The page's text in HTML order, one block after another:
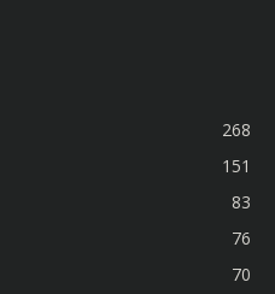
268
151
83
76
70